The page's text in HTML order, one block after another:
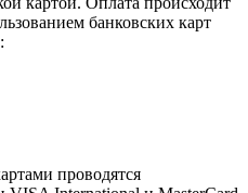
банковских карт
проводятся